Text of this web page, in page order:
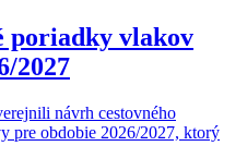
poriadky vlakov
2027
návrh cestovného
pre obdobie 2026/2027, ktorý